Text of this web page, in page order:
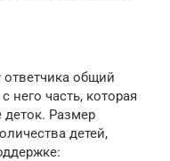
общий
него часть, которая
деток. Размер
детей,